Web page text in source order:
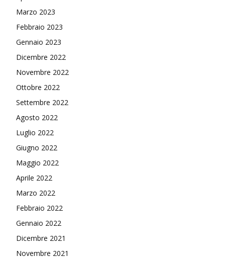
Marzo 2023
Febbraio 2023
Gennaio 2023
Dicembre 2022
Novembre 2022
Ottobre 2022
Settembre 2022
Agosto 2022
Luglio 2022
Giugno 2022
Maggio 2022
Aprile 2022
Marzo 2022
Febbraio 2022
Gennaio 2022
Dicembre 2021
Novembre 2021